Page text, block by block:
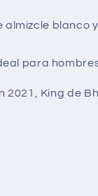
almizcle blanco
para
2021, King de